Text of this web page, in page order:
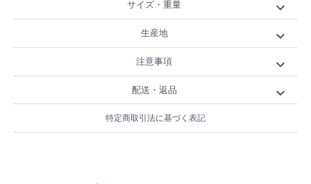
サイズ・重量 expand_more
生産地 expand_more
注意事項 expand_more
配送・返品 expand_more
特定商取引法に基づく表記